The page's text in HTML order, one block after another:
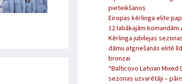
pieteikšanos
Eiropas kērlinga elite
12 labākajām komandām
Kērlinga jubilejas
dāmu atgriešanās elitē
bronzai
“Balticovo Latvian Mixed
sezonas uzvarētāji –